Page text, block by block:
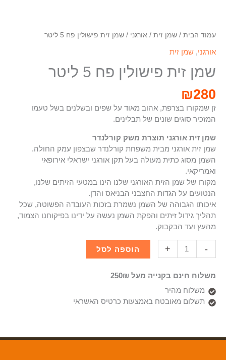
עמוד הבית / שמן זית / אורגני / שמן זית פישולין פח 5 ליטר
אורגני, שמן זית
שמן זית פישולין פח 5 ליטר
₪280
זן שמקורו בצרפת, אהוב מאוד על שפים ובשלנים בשל טעמו
המזכיר סוגים שונים של תבלינים.
שמן זית אורגני תוצרת משק קורלנדר
שמן זית אורגני מבית משפחת קורלנדר שבצפון עמק החולה.
השמן מסוג כתית מעולה בעל תקן אורגני ישראלי אירופאי
ואמריקאי.
מקורו של שמן הזית האורגני שלנו הינו במטעי הזיתים שלנו,
הנטועים על הגדות החצבני הבניאס והדן.
איכותו הגבוהה של השמן נשמרת בזכות העובדה הפשוטה, שכל
תהליך גידול זיתים והפקת השמן נעשה על ידינו בפיקוחנו הצמוד,
מהעץ ועד הבקבוק.
-
+ הוספה לסל
משלוח חינם בקנייה מעל 250₪
משלוח מהיר
תשלום מאובטח באמצעות כרטיס האשראי